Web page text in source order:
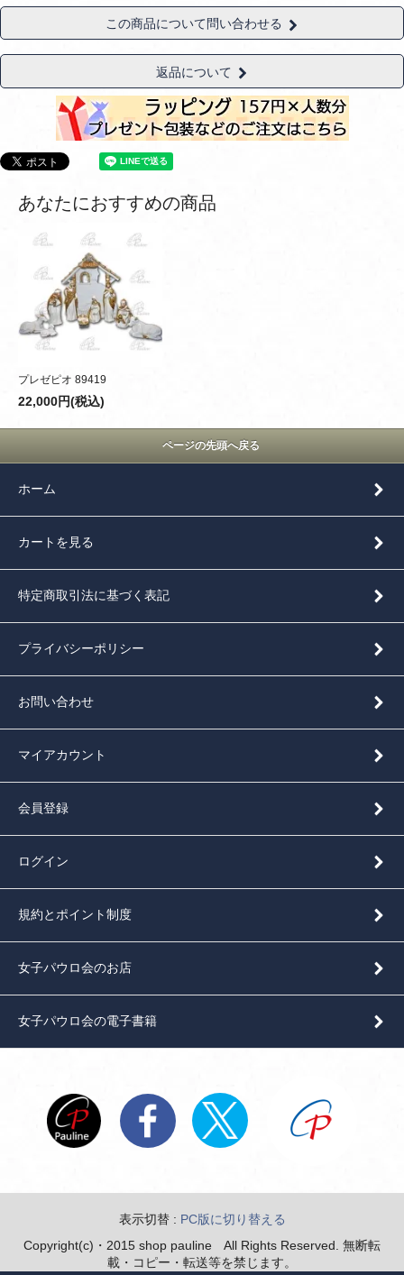
この商品について問い合わせる
返品について
あなたにおすすめの商品
プレゼピオ 89419
22,000円(税込)
ページの先頭へ戻る
ホーム
カートを見る
特定商取引法に基づく表記
プライバシーポリシー
お問い合わせ
マイアカウント
会員登録
ログイン
規約とポイント制度
女子パウロ会のお店
女子パウロ会の電子書籍
表示切替 : PC版に切り替える
Copyright(c)・2015 shop pauline All Rights Reserved. 無断転
載・コピー・転送等を禁じます。